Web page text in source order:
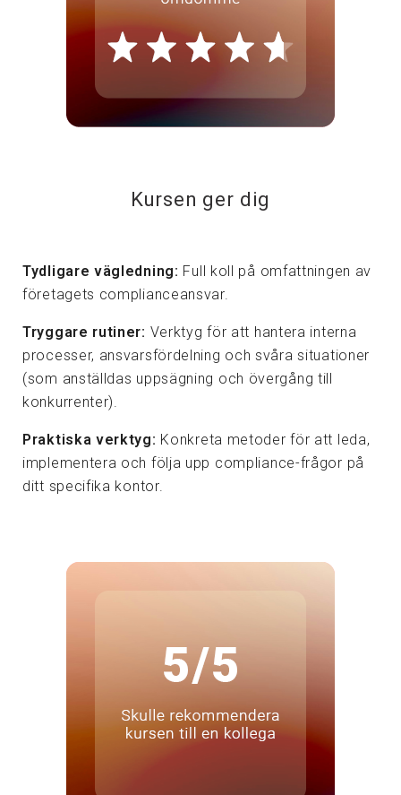
Kursen ger dig
Tydligare vägledning: Full koll på omfattningen av
företagets complianceansvar.
Tryggare rutiner: Verktyg för att hantera interna
processer, ansvarsfördelning och svåra situationer
(som anställdas uppsägning och övergång till
konkurrenter).
Praktiska verktyg: Konkreta metoder för att leda,
implementera och följa upp compliance-frågor på
ditt specifika kontor.